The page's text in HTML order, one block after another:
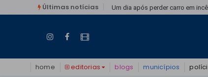
Últimas notícias Um dia após perder carro em
home editorias blogs municípios